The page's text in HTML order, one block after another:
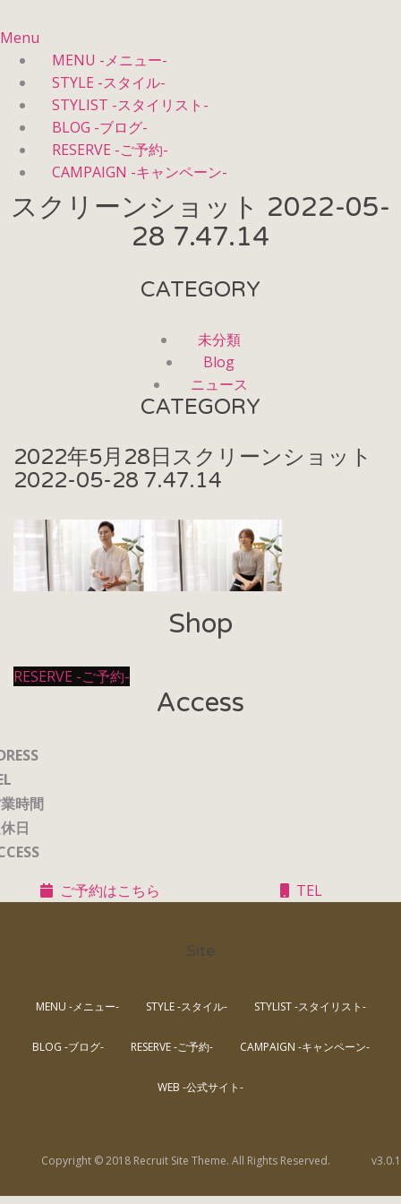
Menu
MENU -メニュー-
STYLE -スタイル-
STYLIST -スタイリスト-
BLOG -ブログ-
RESERVE -ご予約-
CAMPAIGN -キャンペーン-
スクリーンショット 2022-05-
28 7.47.14
CATEGORY
未分類
Blog
ニュース
CATEGORY
2022年5月28日 スクリーンショット
2022-05-28 7.47.14
Shop
RESERVE -ご予約-
Access
時間
日
ご予約はこちら
TEL
Site
MENU -メニュー- STYLE -スタイル- STYLIST -スタイリスト-
BLOG -ブログ- RESERVE -ご予約- CAMPAIGN -キャンペーン-
WEB -公式サイト-
Copyright © 2018 Recruit Site Theme. All Rights Reserved. v3.0.1